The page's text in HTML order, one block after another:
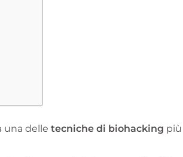
una delle tecniche di biohacking più